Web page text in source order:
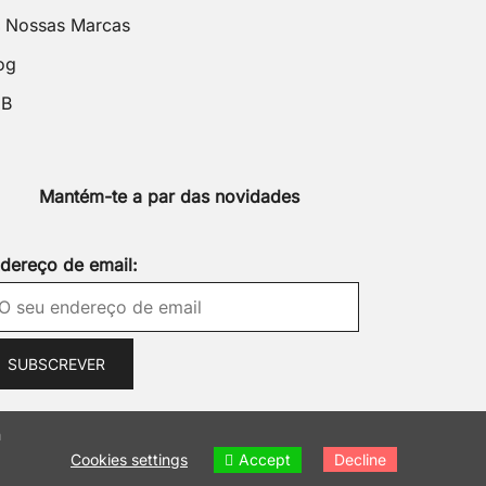
Nossas Marcas
Mantém-te a par das novidades
de email:
Cookies settings Accept Decline